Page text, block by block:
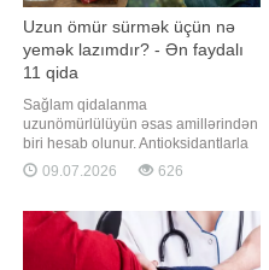
Uzun ömür sürmək üçün nə
yemək lazımdır? - Ən faydalı
11 qida
Sağlam qidalanma
uzunömürlülüyün əsas amillərindən
biri hesab olunur. Antioksidantlarla
zəngin qidaların gündəlik rasiona
daxil edilməsi iltihabı azaltmağa,
qorumağa və xroniki xəstəliklərin
inkişaf riskini aşağı salmağa kömək
edə bilər. Qaynarinfo "Verywell
09.07.2026 626